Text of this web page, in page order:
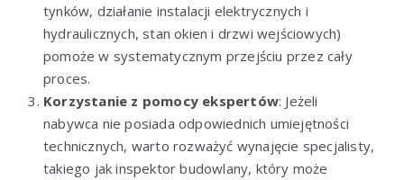
tynków, działanie instalacji elektrycznych i
hydraulicznych, stan okien i drzwi wejściowych)
pomoże w systematycznym przejściu przez cały
proces.
Korzystanie z pomocy ekspertów: Jeżeli
nabywca nie posiada odpowiednich umiejętności
technicznych, warto rozważyć wynajęcie specjalisty,
takiego jak inspektor budowlany, który może